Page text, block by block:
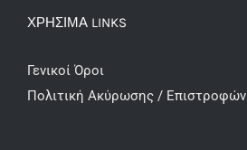
ΧΡΗΣΙΜΑ LINKS
Γενικοί Όροι
Πολιτική Ακύρωσης / Επιστροφών